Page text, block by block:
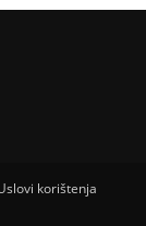
korištenja